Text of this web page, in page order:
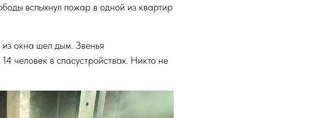
вспыхнул пожар в одной из квартир
окна шел дым. Звенья
человек в спасустройствах. Никто не